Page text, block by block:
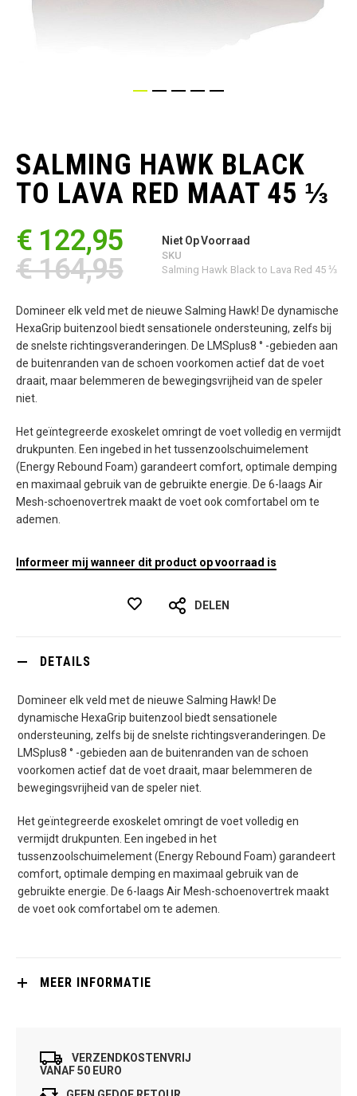
begin
van
de
afbeeldingen-
SALMING HAWK BLACK
TO LAVA RED MAAT 45 ⅓
€ 122,95
€ 164,95
Niet Op Voorraad
SKU
Salming Hawk Black to Lava Red 45 ⅓
Domineer elk veld met de nieuwe Salming Hawk! De dynamische
HexaGrip buitenzool biedt sensationele ondersteuning, zelfs bij
de snelste richtingsveranderingen. De LMSplus8 ° -gebieden aan
de buitenranden van de schoen voorkomen actief dat de voet
draait, maar belemmeren de bewegingsvrijheid van de speler
niet.
Het geïntegreerde exoskelet omringt de voet volledig en vermijdt
drukpunten. Een ingebed in het tussenzoolschuimelement
(Energy Rebound Foam) garandeert comfort, optimale demping
en maximaal gebruik van de gebruikte energie. De 6-laags Air
Mesh-schoenovertrek maakt de voet ook comfortabel om te
ademen.
Informeer mij wanneer dit product op voorraad is
DELEN
DETAILS
Domineer elk veld met de nieuwe Salming Hawk! De
dynamische HexaGrip buitenzool biedt sensationele
ondersteuning, zelfs bij de snelste richtingsveranderingen. De
LMSplus8 ° -gebieden aan de buitenranden van de schoen
voorkomen actief dat de voet draait, maar belemmeren de
bewegingsvrijheid van de speler niet.
Het geïntegreerde exoskelet omringt de voet volledig en
vermijdt drukpunten. Een ingebed in het
tussenzoolschuimelement (Energy Rebound Foam) garandeert
comfort, optimale demping en maximaal gebruik van de
gebruikte energie. De 6-laags Air Mesh-schoenovertrek maakt
de voet ook comfortabel om te ademen.
MEER INFORMATIE
VERZENDKOSTENVRIJ
VANAF 50 EURO